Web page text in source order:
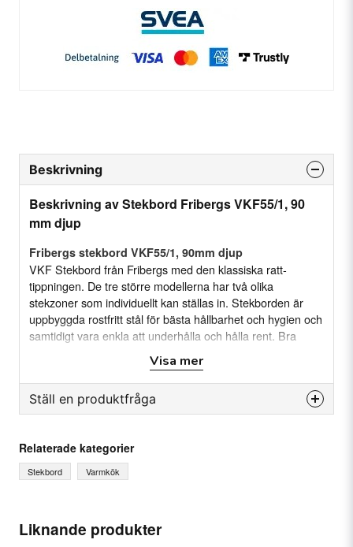
Liknande produkter
Beskrivning
Beskrivning av Stekbord Fribergs VKF55/1, 90
mm djup
Fribergs stekbord VKF55/1, 90mm djup
VKF Stekbord från Fribergs med den klassiska ratt-
tippningen. De tre större modellerna har två olika
stekzoner som individuellt kan ställas in. Stekborden är
uppbyggda rostfritt stål för bästa hållbarhet och hygien och
samtidigt vara enkla att underhålla och hålla rent. Bra
prestanda erhålls med de starka elementen och det
gedigna gjutjärnshällarna som borgar för lång och trogen
tjänst. Standard 400V eller Marine-serie med 440V och
460/480V samt Norge 230V. Manuell tipp, pelarfot fast
höjd. Djup 90mm. 2 stekzoner.
Specifikation:Mått: 1190x835x897 mm
Arbetsyta: 1000x550x90 mm
Kilowatt: 13,8 kW
Visa mer
Ställ en produktfråga
Fråga oss något om denna produkten...
Ditt namn
Relaterade kategorier
Stekbord Varmkök